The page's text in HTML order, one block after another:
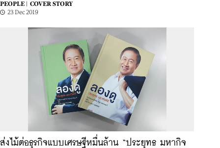
PEOPLE |
COVER STORY
23 Dec 2019
ส่งไม้ต่อธุรกิจแบบเศรษฐีหมื่นล้าน “ประยุทธ มหากิจ